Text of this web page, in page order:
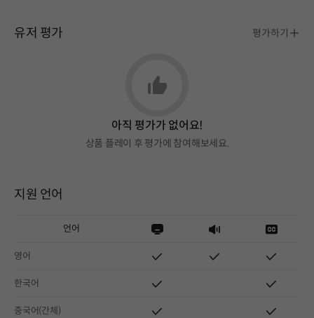
유저 평가 평가하기
아직 평가가 없어요!
상품 플레이 후 평가에 참여해보세요.
지원 언어
언어
영어
한국어
중국어(간체)